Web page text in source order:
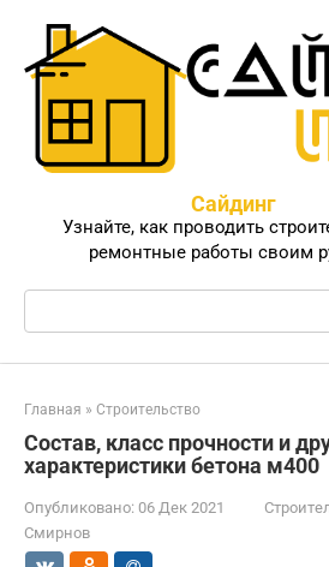
контенту
Сайдинг
Узнайте, как проводить
ремонтные работы своим
Поиск:
Главная » Строительство
Состав, класс прочности и
характеристики бетона м400
Опубликовано: 06 Дек 2021
Смирнов